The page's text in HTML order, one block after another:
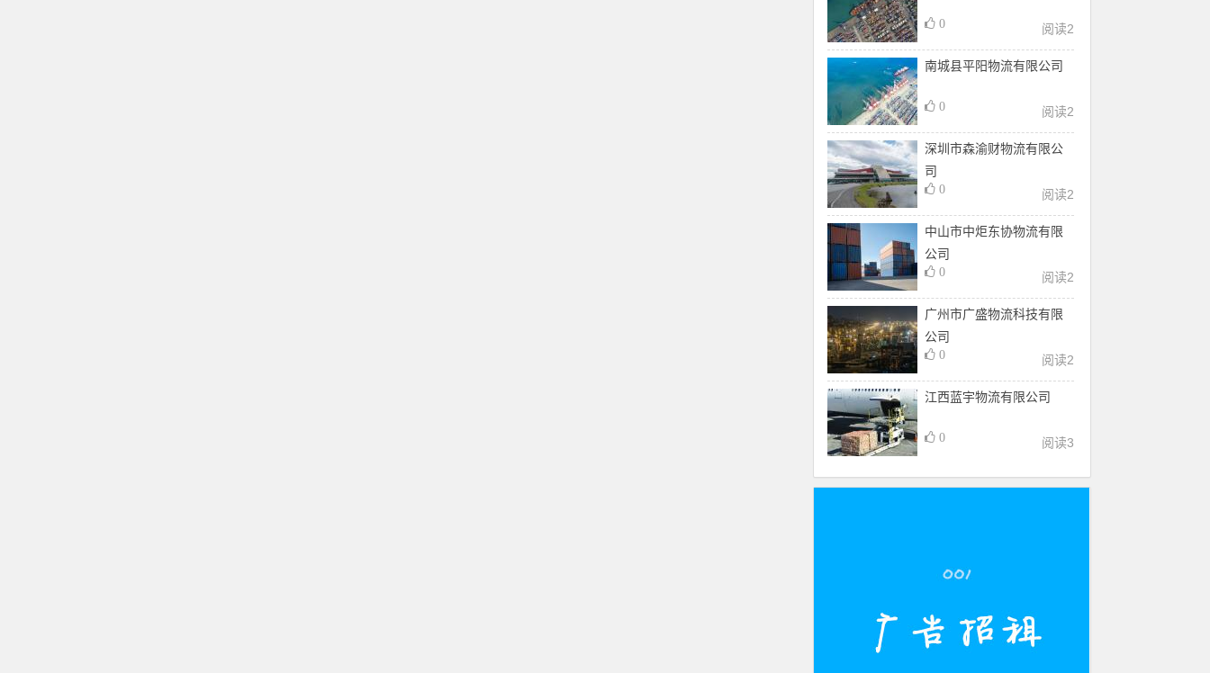
阅读2
0
南城县平阳物流有限公司
阅读2
0
深圳市森渝财物流有限公
司
阅读2
0
中山市中炬东协物流有限
公司
阅读2
0
广州市广盛物流科技有限
公司
阅读2
0
江西蓝宇物流有限公司
阅读3
0